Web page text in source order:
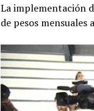
La implementación
de pesos mensuales